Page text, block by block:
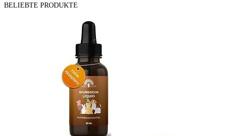
BELIEBTE PRODUKTE